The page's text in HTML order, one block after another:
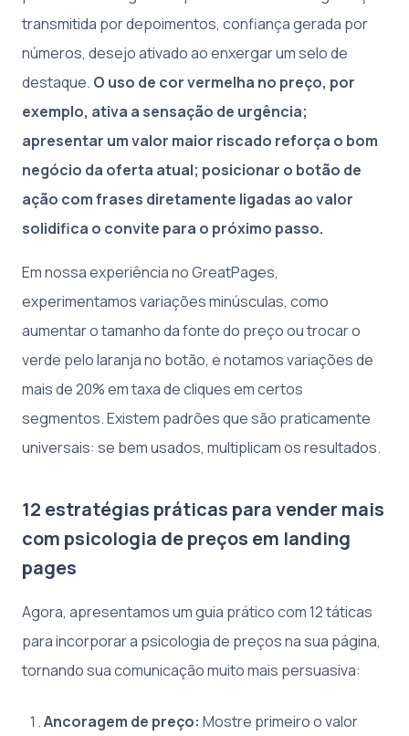
transmitida por depoimentos, confiança gerada por
números, desejo ativado ao enxergar um selo de
destaque. O uso de cor vermelha no preço, por
exemplo, ativa a sensação de urgência;
apresentar um valor maior riscado reforça o bom
negócio da oferta atual; posicionar o botão de
ação com frases diretamente ligadas ao valor
solidifica o convite para o próximo passo.
Em nossa experiência no GreatPages,
experimentamos variações minúsculas, como
aumentar o tamanho da fonte do preço ou trocar o
verde pelo laranja no botão, e notamos variações de
mais de 20% em taxa de cliques em certos
segmentos. Existem padrões que são praticamente
universais: se bem usados, multiplicam os resultados.
12 estratégias práticas para vender mais
com psicologia de preços em landing
pages
Agora, apresentamos um guia prático com 12 táticas
para incorporar a psicologia de preços na sua página,
tornando sua comunicação muito mais persuasiva:
Ancoragem de preço: Mostre primeiro o valor